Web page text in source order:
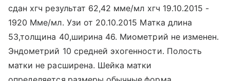
сдан хгч результат 62,42 мме/мл хгч 19.10.2015 -
1920 Мме/мл. Узи от 20.10.2015 Матка длина
53,толщина 40,ширина 46. Миометрий не изменен.
Эндометрий 10 средней эхогенности. Полость
матки не расширена. Шейка матки